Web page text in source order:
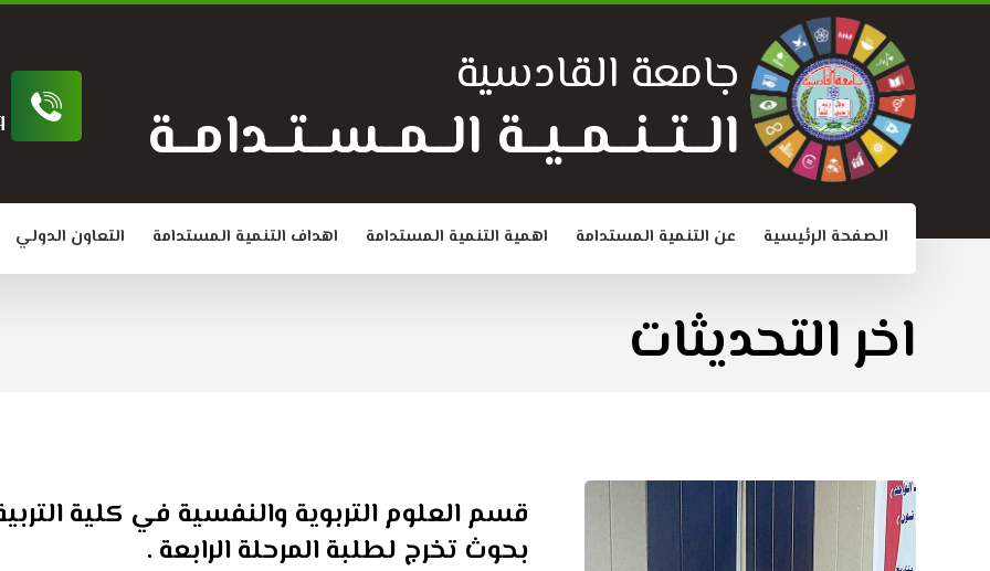
جامعة القادسية
الــتــنــمــيــة الــمــســتــدامــة
الصفحة الرئيسية عن التنمية المستدامة اهمية التنمية المستدامة اهداف التنمية المستدامة التعاون الدولي
اخر التحديثات
قسم العلوم التربوية والنفسية في كلية
بحوث تخرج لطلبة المرحلة الرابعة .